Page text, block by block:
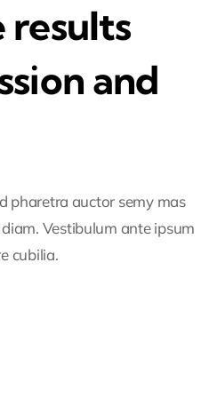
results
and
pharetra auctor semy mas
Vestibulum ante ipsum
cubilia.